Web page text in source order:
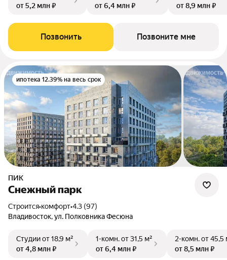
от 5,2 млн ₽
от 6,4 млн ₽
от 8,9 млн ₽
Позвонить Позвоните мне
ипотека 12.39% на весь срок
ПИК
Снежный парк
Строится•комфорт•4.3 (97)
Владивосток, ул. Полковника Фесюна
Студииот 18,9 м²
от 4,8 млн ₽
1-комн.от 31,5 м²
от 6,4 млн ₽
2-комн.от 45,5
от 8,5 млн ₽